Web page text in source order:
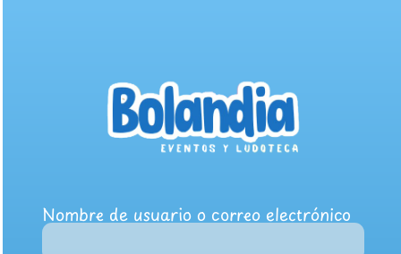
Nombre de usuario o correo electrónico